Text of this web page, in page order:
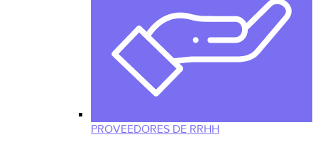
PROVEEDORES DE RRHH